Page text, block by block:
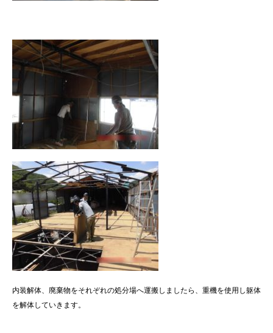
内装解体、廃棄物をそれぞれの処分場へ運搬しましたら、重機を使用し躯体
を解体していきます。